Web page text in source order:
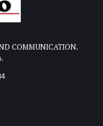
COMMUNICATION.